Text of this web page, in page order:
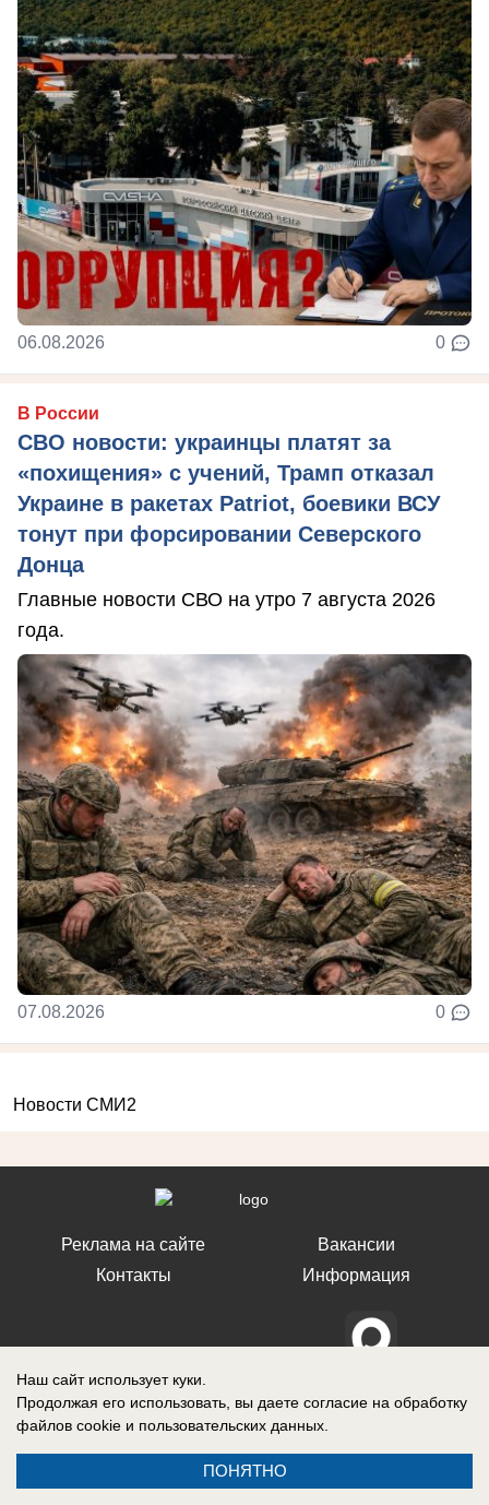
06.08.2026 0
В России
СВО новости: украинцы платят за
«похищения» с учений, Трамп отказал
Украине в ракетах Patriot, боевики ВСУ
тонут при форсировании Северского
Донца
Главные новости СВО на утро 7 августа 2026
года.
07.08.2026 0
Новости СМИ2
Реклама на сайте
Контакты
Вакансии
Информация
СМИ Блокнот Ставрополь зарегистрировано Федеральной службой по
надзору в сфере связи, информационных технологий и массовых
коммуникаций (Роскомнадзор). Реестровая запись о регистрации СМИ:
Наш сайт использует куки.
Продолжая его использовать, вы даете согласие на обработку
файлов cookie и пользовательских данных.
ПОНЯТНО